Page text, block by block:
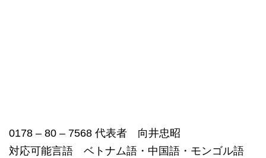
0178 – 80 – 7568 代表者 向井忠昭
対応可能言語 ベトナム語・中国語・モンゴル語